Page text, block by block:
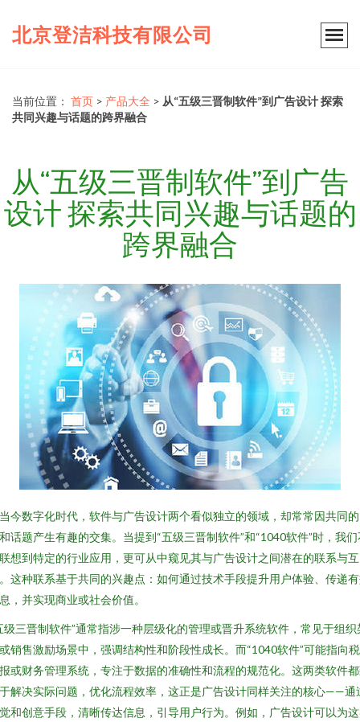
北京登洁科技有限公司
当前位置： 首页 > 产品大全 > 从“五级三晋制软件”到广告设计 探索
共同兴趣与话题的跨界融合
从“五级三晋制软件”到广告
设计 探索共同兴趣与话题的
跨界融合
今数字化时代，软件与广告设计两个看似独立的领域，却常常因共同
话题产生有趣的交集。当提到“五级三晋制软件”和“1040软件”时，我们
想到特定的行业应用，更可从中窥见其与广告设计之间潜在的联系与互
这种联系基于共同的兴趣点：如何通过技术手段提升用户体验、传递
，并实现商业或社会价值。
级三晋制软件”通常指涉一种层级化的管理或晋升系统软件，常见于组织
销售激励场景中，强调结构性和阶段性成长。而“1040软件”可能指向
或财务管理系统，专注于数据的准确性和流程的规范化。这两类软件
解决实际问题，优化流程效率，这正是广告设计同样关注的核心——通
和创意手段，清晰传达信息，引导用户行为。例如，广告设计可以为